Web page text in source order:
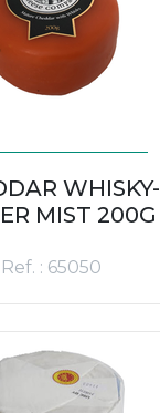
WHISKY-
MIST 200G
Ref. : 65050